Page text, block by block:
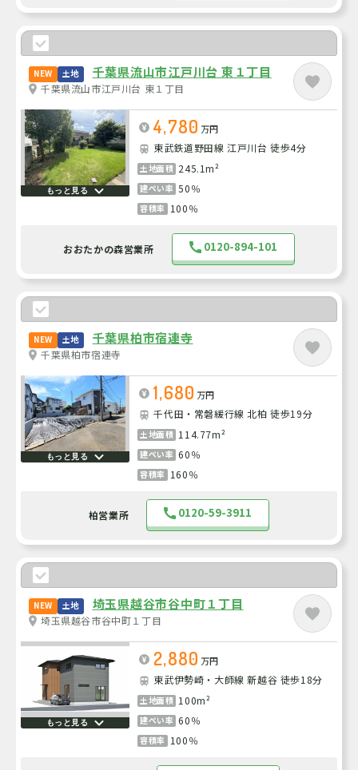
NEW 土地 千葉県流山市江戸川台 東１丁目
千葉県流山市江戸川台 東１丁目
もっと見る
4,780 万円
東武鉄道野田線 江戸川台 徒歩4分
土地面積 245.1m²
建ぺい率 50％
容積率 100％
おおたかの森営業所 0120-894-101
NEW 土地 千葉県柏市宿連寺
千葉県柏市宿連寺
もっと見る
1,680 万円
千代田・常磐緩行線 北柏 徒歩19分
土地面積 114.77m²
建ぺい率 60％
容積率 160％
柏営業所 0120-59-3911
NEW 土地 埼玉県越谷市谷中町１丁目
埼玉県越谷市谷中町１丁目
もっと見る
2,880 万円
東武伊勢崎・大師線 新越谷 徒歩18分
土地面積 100m²
建ぺい率 60％
容積率 100％